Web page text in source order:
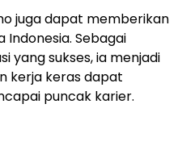
juga dapat memberikan
Indonesia. Sebagai
yang sukses, ia menjadi
kerja keras dapat
puncak karier.